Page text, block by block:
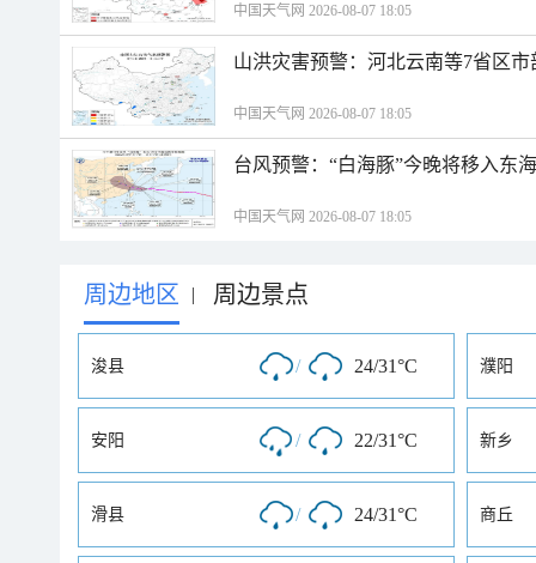
中国天气网 2026-08-07 18:05
山洪灾害预警：河北云南等7省区
中国天气网 2026-08-07 18:05
台风预警：“白海豚”今晚将移入东
中国天气网 2026-08-07 18:05
周边地区 | 周边景点
浚县 / 24/31°C 濮阳
安阳 / 22/31°C 新乡
滑县 / 24/31°C 商丘